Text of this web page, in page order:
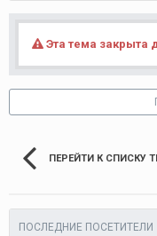
Эта тема закрыта
ПЕРЕЙТИ К СПИСКУ
ПОСЛЕДНИЕ ПОСЕТИТЕЛИ